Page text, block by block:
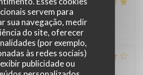
servem para
sua navegação, medir
do site, oferecer
(por exemplo,
às redes sociais)
publicidade ou
guests 3
5/5 menu:5/5 quality_price
guests 2